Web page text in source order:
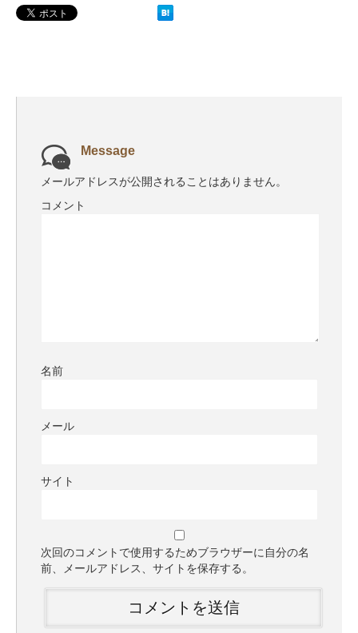
Message
メールアドレスが公開されることはありません。
コメント
名前
メール
サイト
次回のコメントで使用するためブラウザーに自分の名
前、メールアドレス、サイトを保存する。